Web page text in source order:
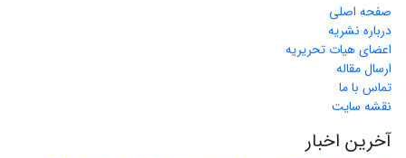
صفحه اصلی
درباره نشریه
اعضای هیات تحریریه
ارسال مقاله
تماس با ما
نقشه سایت
آخرین اخبار